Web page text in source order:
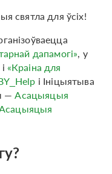
святла для ўсіх!
дапамогі», у
і «Краіна для
і Ініцыятыва
—Асацыяцыя